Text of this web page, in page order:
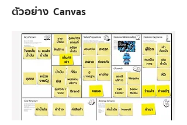
ตัวอย่าง Canvas